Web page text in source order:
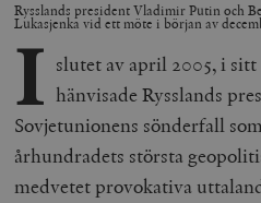
Rysslands president Vladimir Putin och
Lukasjenka vid ett möte i början av
I slutet av april 2005, i
hänvisade Rysslands
Sovjetunionens sönderfall
århundradets största
medvetet provokativa